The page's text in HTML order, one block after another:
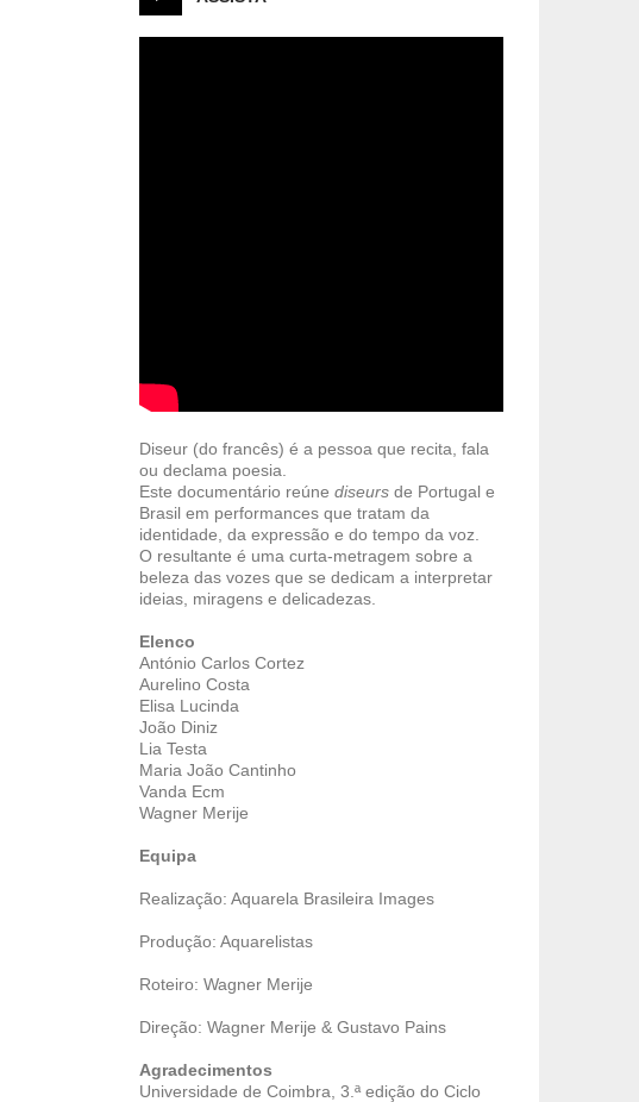
Diseur (do francês) é a pessoa que recita, fala
ou declama poesia.
Este documentário reúne diseurs de Portugal e
Brasil em performances que tratam da
identidade, da expressão e do tempo da voz.
O resultante é uma curta-metragem sobre a
beleza das vozes que se dedicam a interpretar
ideias, miragens e delicadezas.
Elenco
António Carlos Cortez
Aurelino Costa
Elisa Lucinda
João Diniz
Lia Testa
Maria João Cantinho
Vanda Ecm
Wagner Merije
Equipa
Realização: Aquarela Brasileira Images
Produção: Aquarelistas
Roteiro: Wagner Merije
Direção: Wagner Merije & Gustavo Pains
Agradecimentos
Universidade de Coimbra, 3.ª edição do Ciclo